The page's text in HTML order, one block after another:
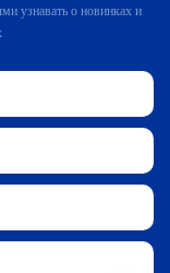
узнавать о новинках и